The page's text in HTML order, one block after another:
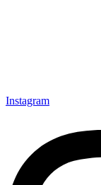
Instagram